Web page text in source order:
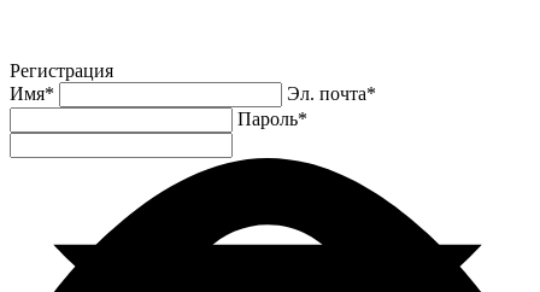
Регистрация
Имя* Эл. почта*
Пароль*